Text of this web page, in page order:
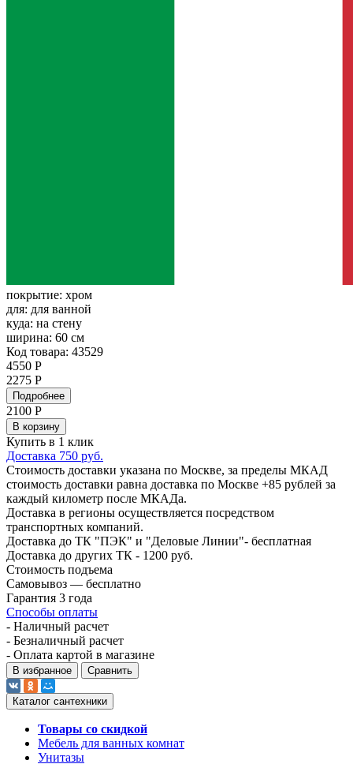
покрытие: хром
для: для ванной
куда: на стену
ширина: 60 см
Код товара: 43529
4550 Р
2275 Р
Подробнее
2100 Р
В корзину
Купить в 1 клик
Доставка 750 руб.
Стоимость доставки указана по Москве, за пределы МКАД
стоимость доставки равна доставка по Москве +85 рублей за
каждый километр после МКАДа.
Доставка в регионы осуществляется посредством
транспортных компаний.
Доставка до ТК "ПЭК" и "Деловые Линии"- бесплатная
Доставка до других ТК - 1200 руб.
Стоимость подъема
Самовывоз — бесплатно
Гарантия 3 года
Способы оплаты
- Наличный расчет
- Безналичный расчет
- Оплата картой в магазине
В избранное Сравнить
Каталог сантехники
Товары со скидкой
Мебель для ванных комнат
Унитазы